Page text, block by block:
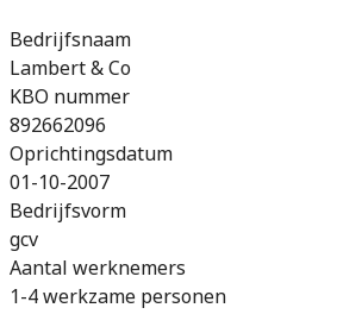
Bedrijfsnaam
Lambert & Co
KBO nummer
892662096
Oprichtingsdatum
01-10-2007
Bedrijfsvorm
gcv
Aantal werknemers
1-4 werkzame personen